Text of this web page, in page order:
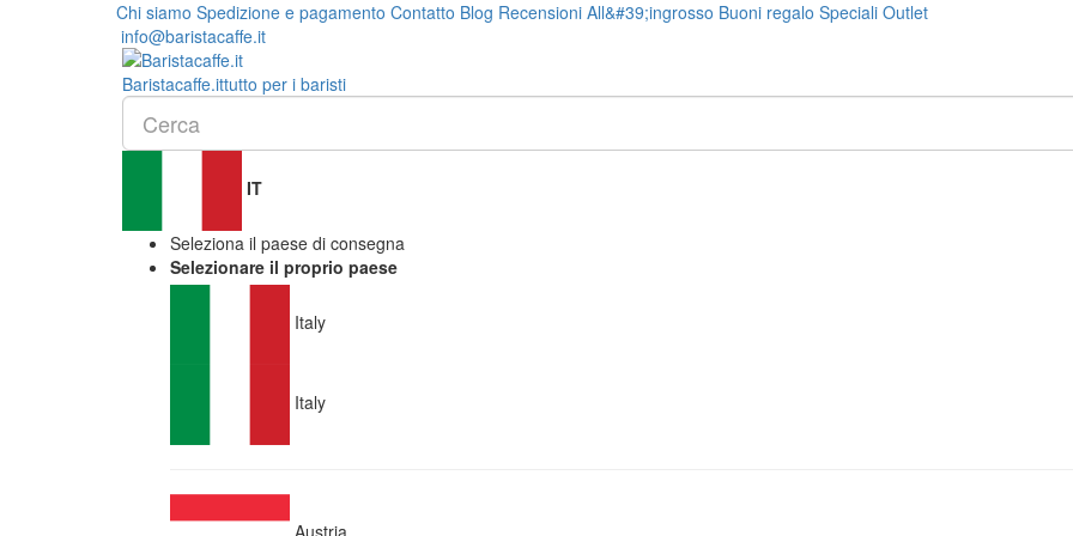
Chi siamo Spedizione e pagamento Contatto Blog Recensioni All&#39;ingrosso Buoni regalo Speciali Outlet
info@baristacaffe.it
Baristacaffe.ittutto per i baristi
IT
Seleziona il paese di consegna
Selezionare il proprio paese
Italy
Italy